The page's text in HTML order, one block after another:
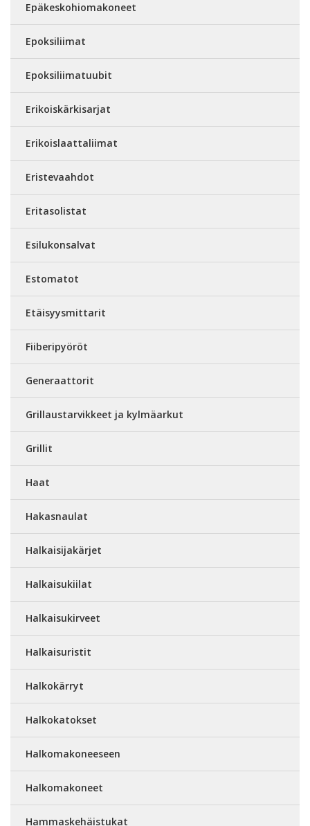
Epäkeskohiomakoneet
Epoksiliimat
Epoksiliimatuubit
Erikoiskärkisarjat
Erikoislaattaliimat
Eristevaahdot
Eritasolistat
Esilukonsalvat
Estomatot
Etäisyysmittarit
Fiiberipyöröt
Generaattorit
Grillaustarvikkeet ja kylmäarkut
Grillit
Haat
Hakasnaulat
Halkaisijakärjet
Halkaisukiilat
Halkaisukirveet
Halkaisuristit
Halkokärryt
Halkokatokset
Halkomakoneeseen
Halkomakoneet
Hammaskehäistukat